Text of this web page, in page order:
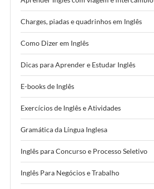
Charges, piadas e quadrinhos em Inglês
Como Dizer em Inglês
Dicas para Aprender e Estudar Inglês
E-books de Inglês
Exercícios de Inglês e Atividades
Gramática da Língua Inglesa
Inglês para Concurso e Processo Seletivo
Inglês Para Negócios e Trabalho